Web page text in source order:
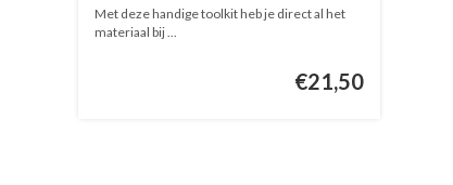
Met deze handige toolkit heb je direct al het
materiaal bij ...
€21,50